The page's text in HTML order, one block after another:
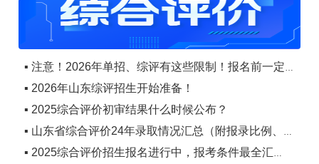
强基计划招生启动
体育类专业统考
强基计划、高校专项计划网上报名启动
各省陆续公布
2025年招生工作规定
体育类专业统考与文化考试
▪ 注意！2026年单招、综评有这些限制！报名前一定
要看！
▪ 2026年山东综评招生开始准备！
▪ 2025综合评价初审结果什么时候公布？
▪ 山东省综合评价24年录取情况汇总（附报录比例、
降分情况、王牌专业）！
▪ 2025综合评价招生报名进行中，报考条件最全汇